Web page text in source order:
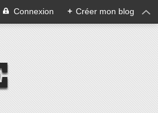
Connexion + Créer mon blog